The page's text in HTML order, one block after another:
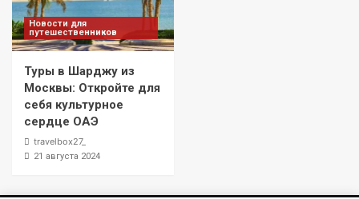
Новости для
путешественников
Туры в Шарджу из
Москвы: Откройте для
себя культурное
сердце ОАЭ
travelbox27_
21 августа 2024